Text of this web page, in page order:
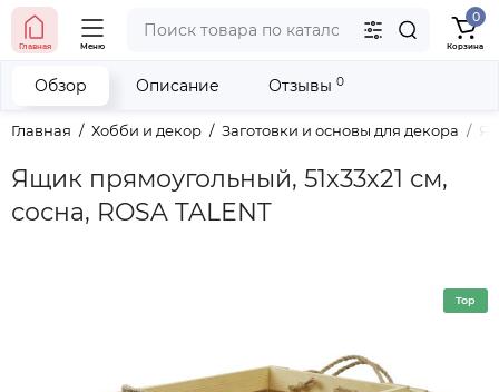
тел. (098) 673-42-06
наши контакты
Главная Меню
0
Корзина
Главная Хобби и декор Заготовки и основы для декора
Ящик прямоугольный, 51х33х21 см,
сосна, ROSA TALENT
Обзор Описание Отзывы 0
Top